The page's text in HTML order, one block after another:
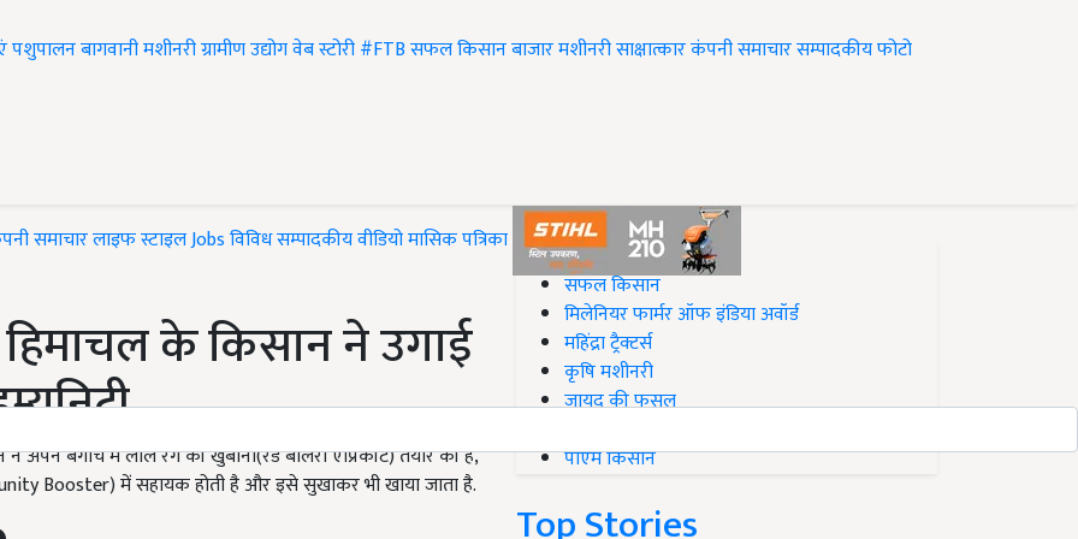
पशुपालनबागवानीमशीनरीग्रामीण उद्योगवेब स्टोरी#FTBसफल किसानबाजारमशीनरीसाक्षात्कारकंपनी समाचारसम्पादकीयफोटो
समाचारलाइफ स्टाइलJobsविविधसम्पादकीयवीडियोमासिक पत्रिका
के किसान ने उगाई
अपने बगीचे में लाल रंग की खुबानी(रेड बोलेरो एप्रिकॉट) तैयार की है,
Booster) में सहायक होती है और इसे सुखाकर भी खाया जाता है.
#Top on Krishi Jagran
सफल किसान
मिलेनियर फार्मर ऑफ इंडिया अवॉर्ड
महिंद्रा ट्रैक्टर्स
कृषि मशीनरी
जायद की फसल
पीएम किसान
Top Stories